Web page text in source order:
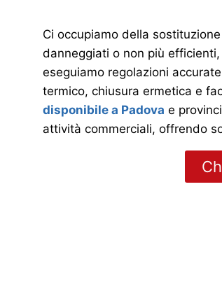
Ci occupiamo della
danneggiati o non più
eseguiamo regolazioni
termico, chiusura ermetica e
disponibile a Padova e
attività commerciali, offrendo